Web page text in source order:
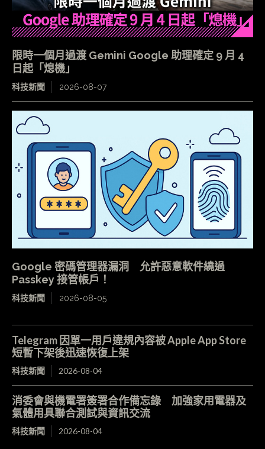
限時一個月過渡 Gemini Google 助理確定 9 月 4
日起「熄機」
科技新聞 2026-08-07
Google 密碼管理器漏洞 允許惡意軟件繞過
Passkey 接管帳戶！
科技新聞 2026-08-05
Telegram 因單一用戶違規內容被 Apple App Store
短暫下架後迅速恢復上架
科技新聞 2026-08-04
消委會與機電署簽署合作備忘錄 加強家用電器及
氣體用具聯合測試與資訊交流
科技新聞 2026-08-04